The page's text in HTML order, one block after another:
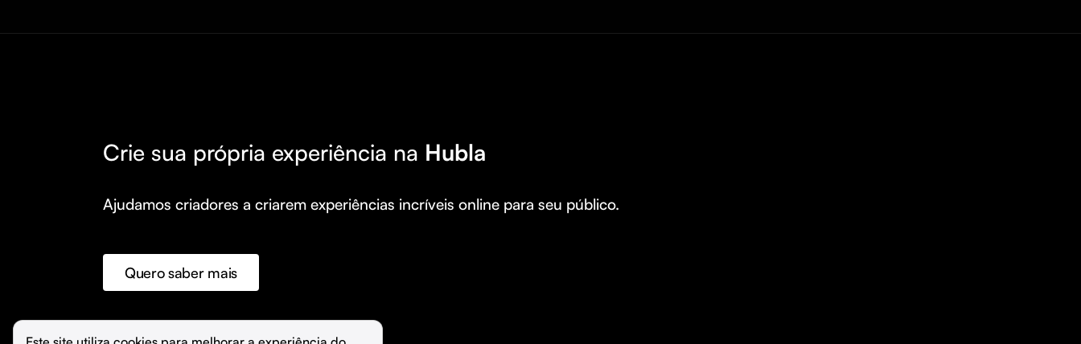
Crie sua própria experiência na Hubla
Ajudamos criadores a criarem experiências incríveis online para seu público.
Quero saber mais
©️ Hubla Tecnologia Ltda • 2026